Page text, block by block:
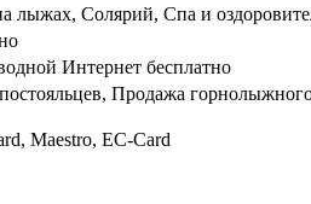
лыжах, Солярий, Спа и
Интернет бесплатно
Продажа
Maestro, EC-Card